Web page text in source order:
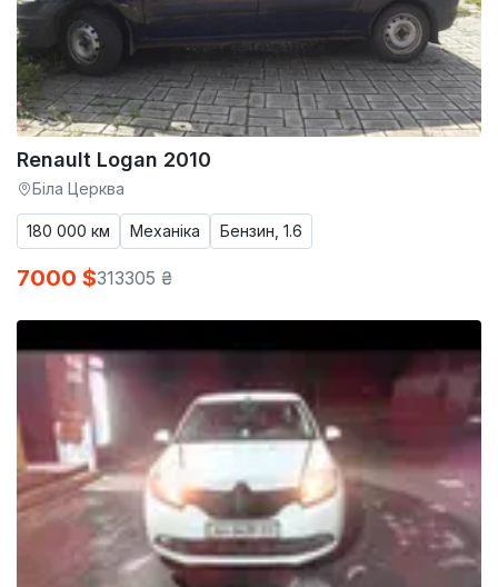
Renault Logan 2010
Біла Церква
180 000 км Механіка Бензин, 1.6
7000 $313305 ₴